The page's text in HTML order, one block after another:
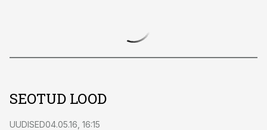
SEOTUD LOOD
UUDISED04.05.16, 16:15